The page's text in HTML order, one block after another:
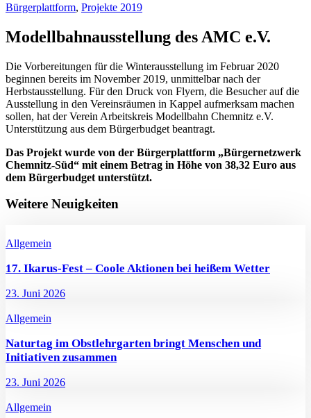
Bürgerplattform, Projekte 2019
Modellbahnausstellung des AMC e.V.
Die Vorbereitungen für die Winterausstellung im Februar 2020
beginnen bereits im November 2019, unmittelbar nach der
Herbstausstellung. Für den Druck von Flyern, die Besucher auf die
Ausstellung in den Vereinsräumen in Kappel aufmerksam machen
sollen, hat der Verein Arbeitskreis Modellbahn Chemnitz e.V.
Unterstützung aus dem Bürgerbudget beantragt.
Das Projekt wurde von der Bürgerplattform „Bürgernetzwerk
Chemnitz-Süd“ mit einem Betrag in Höhe von 38,32 Euro aus
dem Bürgerbudget unterstützt.
Weitere Neuigkeiten
Allgemein
17. Ikarus-Fest – Coole Aktionen bei heißem Wetter
23. Juni 2026
Allgemein
Naturtag im Obstlehrgarten bringt Menschen und
Initiativen zusammen
23. Juni 2026
Allgemein